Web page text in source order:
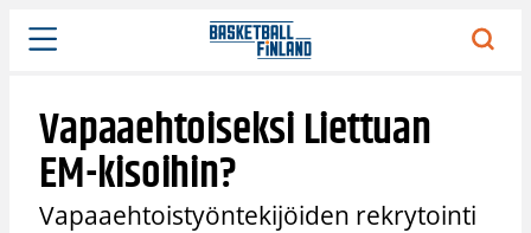
Siirry
sisältöön
Vapaaehtoiseksi Liettuan
EM-kisoihin?
Vapaaehtoistyöntekijöiden rekrytointi